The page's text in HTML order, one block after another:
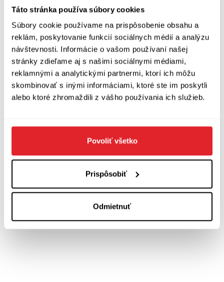
Táto stránka používa súbory cookies
Súbory cookie používame na prispôsobenie obsahu a
reklám, poskytovanie funkcií sociálnych médií a analýzu
návštevnosti. Informácie o vašom používaní našej
stránky zdieľame aj s našimi sociálnymi médiami,
reklamnými a analytickými partnermi, ktorí ich môžu
skombinovať s inými informáciami, ktoré ste im poskytli
alebo ktoré zhromaždili z vášho používania ich služieb.
Povoliť všetko
Prispôsobiť
Odmietnuť
Zobraziť diskusiu (Napíšte prvý komentár